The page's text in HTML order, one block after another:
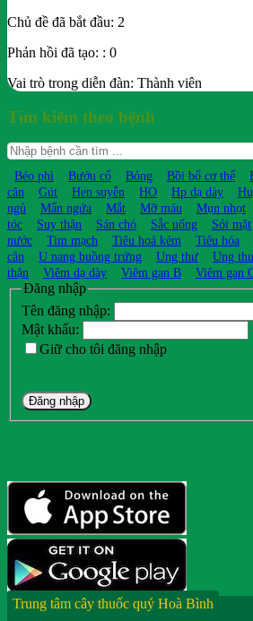
Chủ đề đã bắt đầu: 2
Phản hồi đã tạo: : 0
Vai trò trong diễn đàn: Thành viên
Tìm kiếm theo bệnh
Béo phì Bướu cổ Bỏng Bồi bổ cơ thể
cân
Gút Hen suyễn HO Hp dạ dày
ngủ
Mẩn ngứa Mắt Mỡ máu Mụn nhọt
tóc
Suy thận Sán chó Sắc uống Sỏi mật
nước
Tim mạch Tiêu hoá kém Tiêu hóa
cân
U nang buồng trứng Ung thư Ung
thận
Viêm dạ dày Viêm gan B Viêm gan
Đăng nhập
Tên đăng nhập:
Mật khẩu:
Giữ cho tôi đăng nhập
Đăng nhập
Trung tâm cây thuốc quý Hoà Bình